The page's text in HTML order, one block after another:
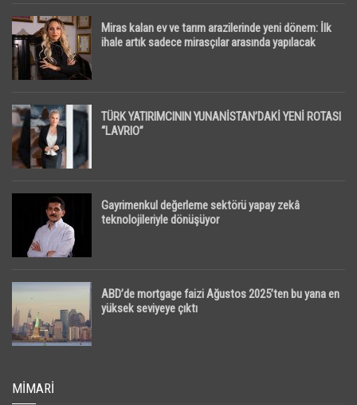
Miras kalan ev ve tarım arazilerinde yeni dönem: İlk
ihale artık sadece mirasçılar arasında yapılacak
TÜRK YATIRIMCININ YUNANİSTAN’DAKİ YENİ ROTASI
“LAVRIO”
Gayrimenkul değerleme sektörü yapay zekâ
teknolojileriyle dönüşüyor
ABD’de mortgage faizi Ağustos 2025’ten bu yana en
yüksek seviyeye çıktı
MIMARI